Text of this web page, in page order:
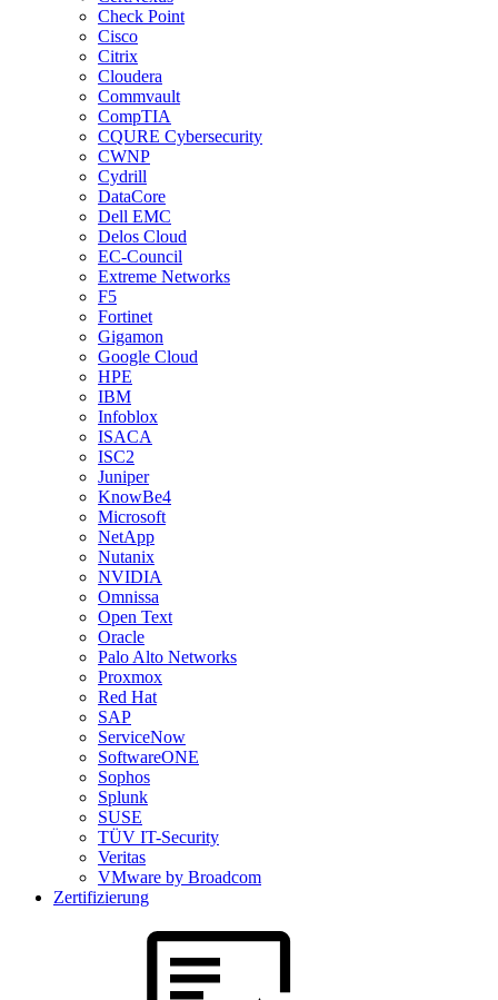
Check Point
Cisco
Citrix
Cloudera
Commvault
CompTIA
CQURE Cybersecurity
CWNP
Cydrill
DataCore
Dell EMC
Delos Cloud
EC-Council
Extreme Networks
F5
Fortinet
Gigamon
Google Cloud
HPE
IBM
Infoblox
ISACA
ISC2
Juniper
KnowBe4
Microsoft
NetApp
Nutanix
NVIDIA
Omnissa
Open Text
Oracle
Palo Alto Networks
Proxmox
Red Hat
SAP
ServiceNow
SoftwareONE
Sophos
Splunk
SUSE
TÜV IT-Security
Veritas
VMware by Broadcom
Zertifizierung